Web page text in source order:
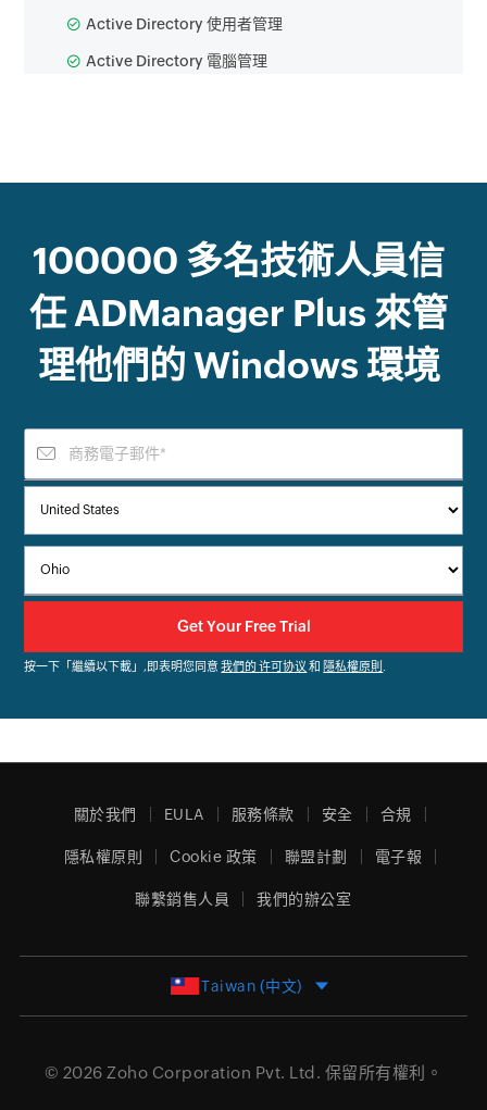
Active Directory 使用者管理
Active Directory 電腦管理
100000 多名技術人員信
任ADManager Plus 來管
理他們的 Windows 環境
按一下 「繼續以下載」 ,即表明您同意我們的 许可协议 和 隱私權原則
關於我們 EULA 服務條款 安全 合規
隱私權原則 Cookie 政策 聯盟計劃 電子報
聯繫銷售人員 我們的辦公室
Taiwan (中文)
© 2026 Zoho Corporation Pvt. Ltd. 保留所有權利。